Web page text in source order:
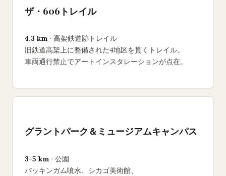
ザ・606トレイル
4.3 km · 高架鉄道跡トレイル
旧鉄道高架上に整備された4地区を貫くトレイル。
車両通行禁止でアートインスタレーションが点在。
グラントパーク＆ミュージアムキャンパス
3-5 km · 公園
バッキンガム噴水、シカゴ美術館、